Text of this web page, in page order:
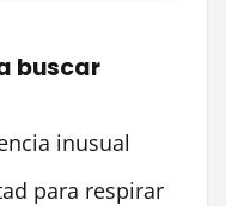
buscar
inusual
para respirar